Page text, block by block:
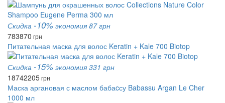
Скидка -10% экономия 87 грн
783870 грн
Питательная маска для волос Keratin + Kale 700 Biotop
Скидка -15% экономия 331 грн
18742205грн
Маска аргановая с маслом бабаcсу Babassu Argan Le Cher
1000 мл